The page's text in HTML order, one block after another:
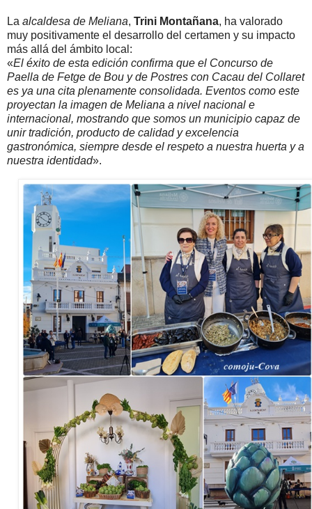
La alcaldesa de Meliana, Trini Montañana, ha valorado
muy positivamente el desarrollo del certamen y su impacto
más allá del ámbito local:
«El éxito de esta edición confirma que el Concurso de
Paella de Fetge de Bou y de Postres con Cacau del Collaret
es ya una cita plenamente consolidada. Eventos como este
proyectan la imagen de Meliana a nivel nacional e
internacional, mostrando que somos un municipio capaz de
unir tradición, producto de calidad y excelencia
gastronómica, siempre desde el respeto a nuestra huerta y a
nuestra identidad».